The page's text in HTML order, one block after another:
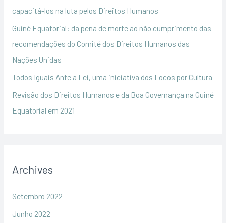
:
capacitá-los na luta pelos Direitos Humanos
Guiné Equatorial: da pena de morte ao não cumprimento das
recomendações do Comité dos Direitos Humanos das
Nações Unidas
Todos Iguais Ante a Lei, uma iniciativa dos Locos por Cultura
Revisão dos Direitos Humanos e da Boa Governança na Guiné
Equatorial em 2021
Archives
Setembro 2022
Junho 2022